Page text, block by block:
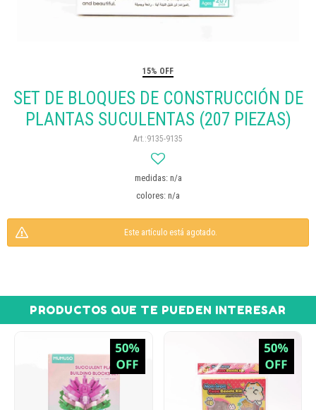
15% OFF
SET DE BLOQUES DE CONSTRUCCIÓN DE
PLANTAS SUCULENTAS (207 PIEZAS)
9135-9135
medidas: n/a
colores: n/a
Este artículo está agotado.
PRODUCTOS QUE TE PUEDEN INTERESAR